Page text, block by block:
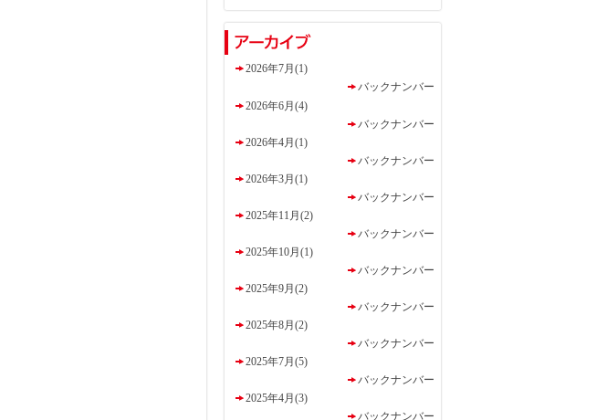
2026年7月(1)
バックナンバー
2026年6月(4)
バックナンバー
2026年4月(1)
バックナンバー
2026年3月(1)
バックナンバー
2025年11月(2)
バックナンバー
2025年10月(1)
バックナンバー
2025年9月(2)
バックナンバー
2025年8月(2)
バックナンバー
2025年7月(5)
バックナンバー
2025年4月(3)
バックナンバー